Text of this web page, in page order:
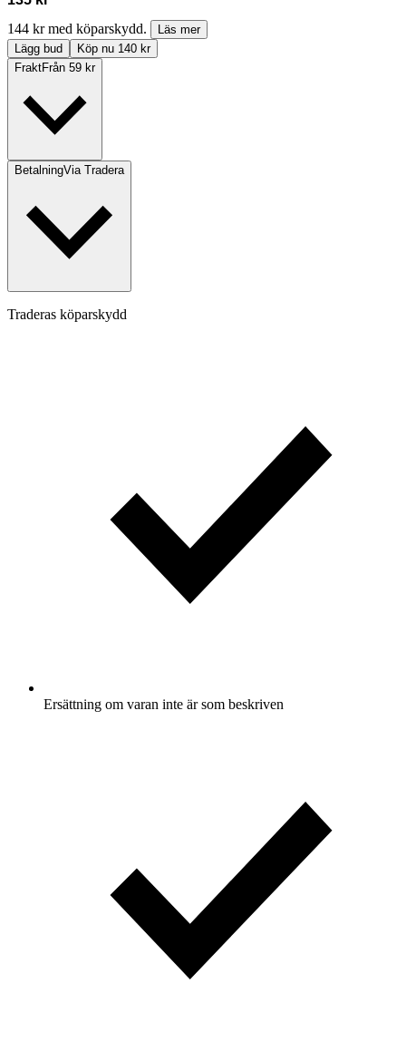
144 kr med köparskydd.
Läs mer
Lägg bud
Köp nu 140 kr
FraktFrån 59 kr
BetalningVia Tradera
Traderas köparskydd
Ersättning om varan inte är som beskriven